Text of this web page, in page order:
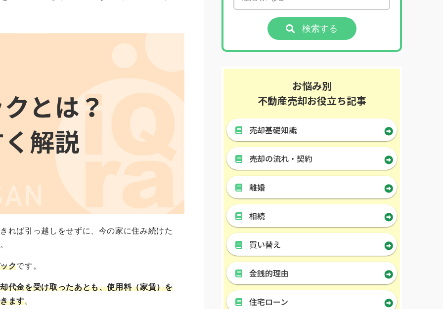
れば引っ越しをせずに、今の家に住み続けた
クです。
代金を受け取ったあとも、使用料（家賃）を
ます。
検索する
お悩み別
不動産売却お役立ち記事
売却基礎知識
売却の流れ・契約
離婚
相続
買い替え
金銭的理由
住宅ローン